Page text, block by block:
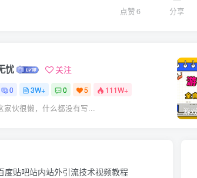
点赞6 分享
忧 关注
0 3W+ 0 5 111W+
家伙很懒，什么都没有写...
度贴吧站内站外引流技术视频教程